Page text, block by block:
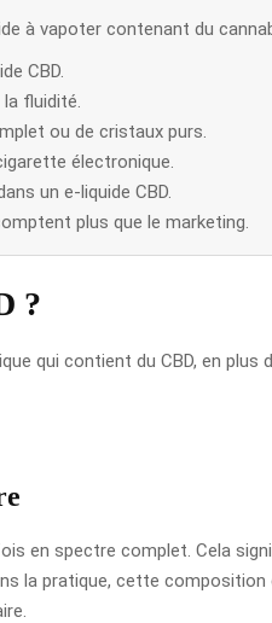
à vapoter contenant du
CBD.
fluidité.
ou de cristaux purs.
électronique.
un e-liquide CBD.
plus que le marketing.
?
qui contient du CBD, en
en spectre complet. Cela
la pratique, cette